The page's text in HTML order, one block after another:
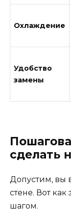
Охлаждение
Удобство
замены
сделать
Допустим, вы
стене. Вот как
шагом.